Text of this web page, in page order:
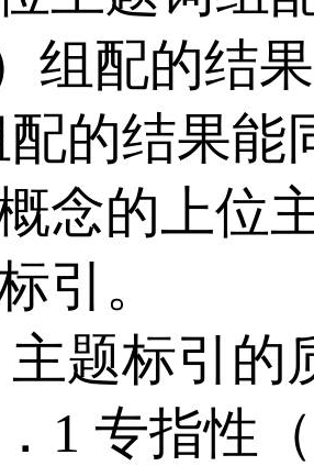
配的结果
的结果能
念的上位
引。
题标引的
1 专指性